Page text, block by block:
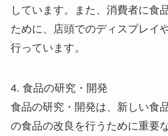
しています。また、消費者に食
ために、店頭でのディスプレイ
行っています。
4. 食品の研究・開発
食品の研究・開発は、新しい食
の食品の改良を行うために重要